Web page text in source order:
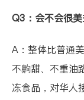
Q3：会不会很
A：整体比普通
不齁甜、不重油
冻食品，对华人